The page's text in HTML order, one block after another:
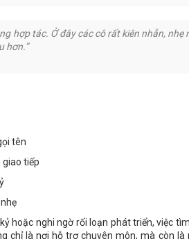
hợp tác. Ở đây các cô rất kiên nhẫn, nhẹ
hơn.”
tên
giao tiếp
hoặc nghi ngờ rối loạn phát triển, việc
chỉ là nơi hỗ trợ chuyên môn, mà còn